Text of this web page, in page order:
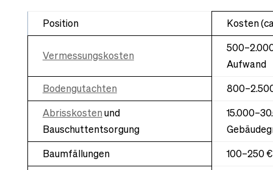
Position Kosten
Vermessungskosten
Aufwand
Bodengutachten
Abrisskostenund
Bauschuttentsorgung
Baumfällungen
100–250